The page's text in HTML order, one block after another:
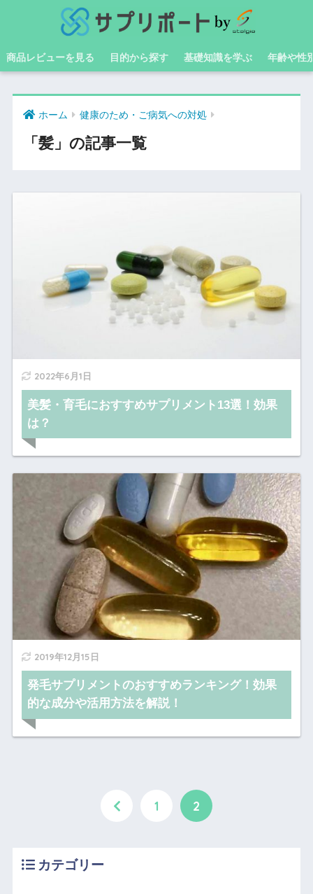
商品レビューを見る 目的から探す 基礎知識を学ぶ 年齢や性
ホーム 健康のため・ご病気への対処
「髪」の記事一覧
2022年6月1日
美髪・育毛におすすめサプリメント13選！効果
は？
2019年12月15日
発毛サプリメントのおすすめランキング！効果
的な成分や活用方法を解説！
1 2
カテゴリー